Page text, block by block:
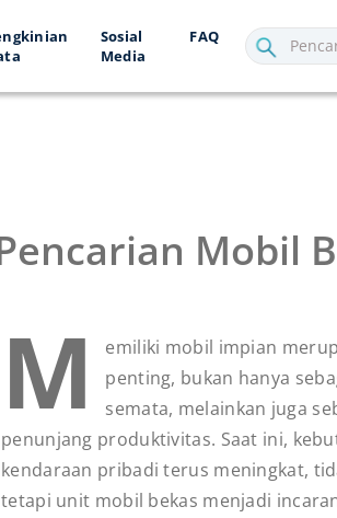
Sosial
Media
FAQ
Mobil
M
emiliki mobil impian
penting, bukan hanya
semata, melainkan juga
penunjang produktivitas. Saat ini,
kendaraan pribadi terus meningkat,
tetapi unit mobil bekas menjadi